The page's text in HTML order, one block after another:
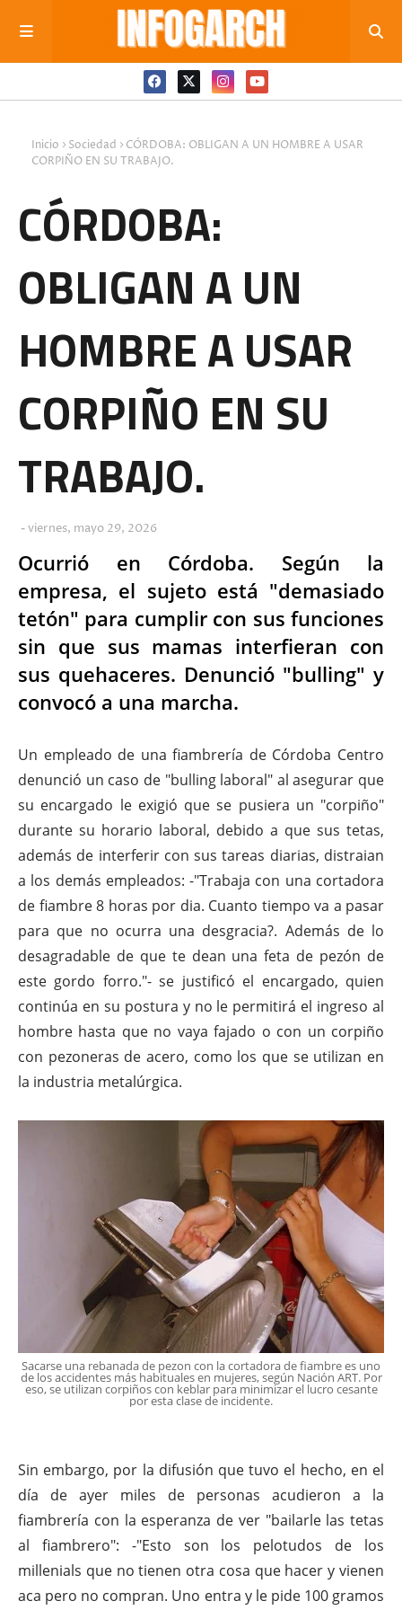
Inicio Sociedad
CÓRDOBA: OBLIGAN A UN HOMBRE A USAR
CORPIÑO EN SU TRABAJO.
CÓRDOBA:
OBLIGAN A UN
HOMBRE A USAR
CORPIÑO EN SU
TRABAJO.
viernes, mayo 29, 2026
Ocurrió en Córdoba. Según la
empresa, el sujeto está "demasiado
tetón" para cumplir con sus funciones
sin que sus mamas interfieran con
sus quehaceres. Denunció "bulling" y
convocó a una marcha.
Un empleado de una fiambrería de Córdoba Centro
denunció un caso de "bulling laboral" al asegurar que
su encargado le exigió que se pusiera un "corpiño"
durante su horario laboral, debido a que sus tetas,
además de interferir con sus tareas diarias, distraian
a los demás empleados: -"Trabaja con una cortadora
de fiambre 8 horas por dia. Cuanto tiempo va a pasar
para que no ocurra una desgracia?. Además de lo
desagradable de que te dean una feta de pezón de
este gordo forro."- se justificó el encargado, quien
continúa en su postura y no le permitirá el ingreso al
hombre hasta que no vaya fajado o con un corpiño
con pezoneras de acero, como los que se utilizan en
la industria metalúrgica.
Sacarse una rebanada de pezon con la cortadora de fiambre es uno
de los accidentes más habituales en mujeres, según Nación ART. Por
eso, se utilizan corpiños con keblar para minimizar el lucro cesante
por esta clase de incidente.
Sin embargo, por la difusión que tuvo el hecho, en el
día de ayer miles de personas acudieron a la
fiambrería con la esperanza de ver "bailarle las tetas
al fiambrero": -"Esto son los pelotudos de los
millenials que no tienen otra cosa que hacer y vienen
aca pero no compran. Uno entra y le pide 100 gramos